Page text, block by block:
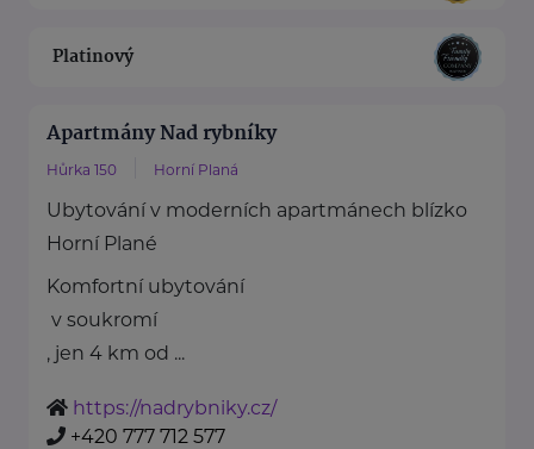
Platinový
Apartmány Nad rybníky
Hůrka 150 Horní Planá
Ubytování v moderních apartmánech blízko
Horní Plané
Komfortní ubytování
v soukromí
, jen 4 km od ...
https://nadrybniky.cz/
+420 777 712 577